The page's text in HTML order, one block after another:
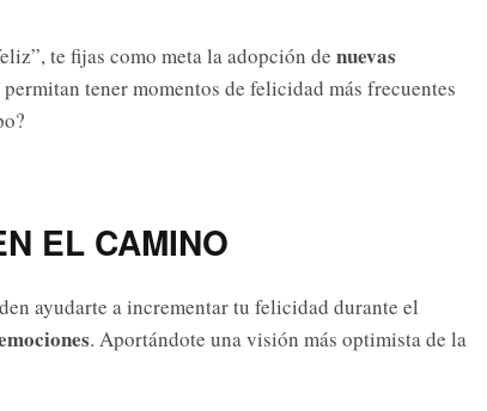
te fijas como meta la adopción de nuevas
permitan tener momentos de felicidad más frecuentes
EL CAMINO
ayudarte a incrementar tu felicidad durante el
. Aportándote una visión más optimista de la